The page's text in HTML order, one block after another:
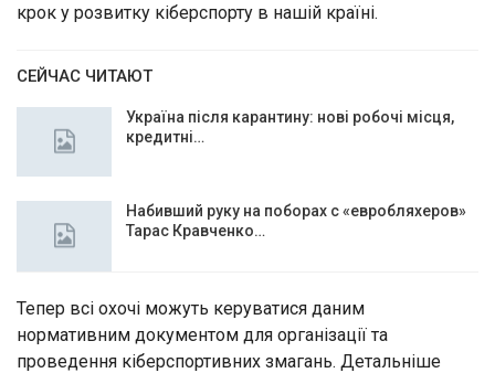
крок у розвитку кіберспорту в нашій країні.
СЕЙЧАС ЧИТАЮТ
Україна після карантину: нові робочі місця,
кредитні…
Набивший руку на поборах с «евробляхеров»
Тарас Кравченко…
Тепер всі охочі можуть керуватися даним
нормативним документом для організації та
проведення кіберспортивних змагань. Детальніше